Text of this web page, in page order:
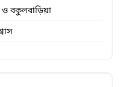
বকুলবাড়িয়া